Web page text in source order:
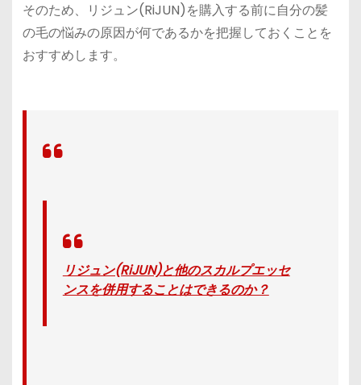
そのため、リジュン(RiJUN)を購入する前に自分の髪
の毛の悩みの原因が何であるかを把握しておくことを
おすすめします。
リジュン(RiJUN)と他のスカルプエッセ
ンスを併用することはできるのか？